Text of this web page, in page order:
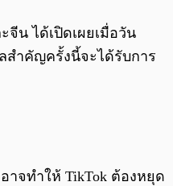
0:00 0:00
น ได้เปิดเผยเมื่อวัน
สำคัญครั้งนี้จะได้รับการ
าจทำให้ TikTok ต้องหยุด